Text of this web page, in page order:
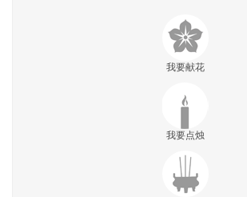
我要献花
我要点烛